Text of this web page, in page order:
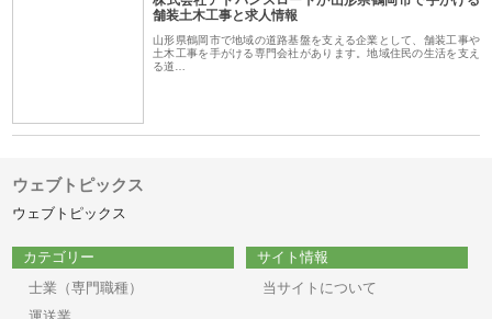
舗装土木工事と求人情報
山形県鶴岡市で地域の道路基盤を支える企業として、舗装工事や
土木工事を手がける専門会社があります。地域住民の生活を支え
る道…
ウェブトピックス
ウェブトピックス
カテゴリー
士業（専門職種）
サイト情報
当サイトについて